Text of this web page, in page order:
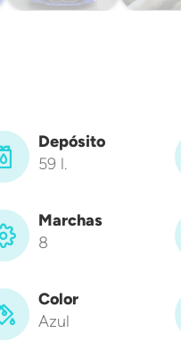
Depósito
59 l.
Marchas
8
Color
Azul